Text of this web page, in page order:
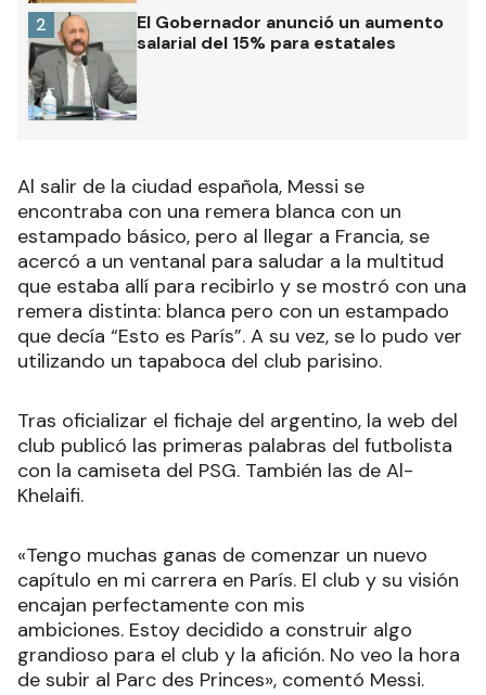
El Gobernador anunció un aumento
salarial del 15% para estatales
2
Al salir de la ciudad española, Messi se
encontraba con una remera blanca con un
estampado básico, pero al llegar a Francia, se
acercó a un ventanal para saludar a la multitud
que estaba allí para recibirlo y se mostró con una
remera distinta: blanca pero con un estampado
que decía “Esto es París”. A su vez, se lo pudo ver
utilizando un tapaboca del club parisino.
Tras oficializar el fichaje del argentino, la web del
club publicó las primeras palabras del futbolista
con la camiseta del PSG. También las de Al-
Khelaifi.
«Tengo muchas ganas de comenzar un nuevo
capítulo en mi carrera en París. El club y su visión
encajan perfectamente con mis
ambiciones. Estoy decidido a construir algo
grandioso para el club y la afición. No veo la hora
de subir al Parc des Princes», comentó Messi.